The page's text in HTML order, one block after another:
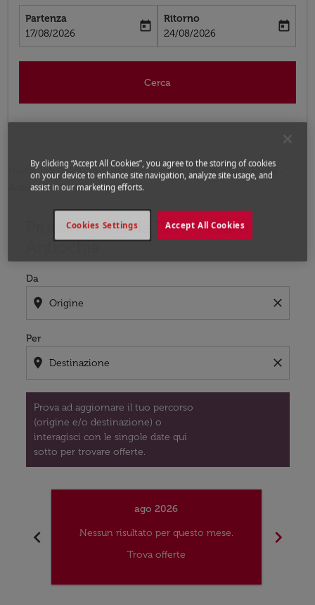
Partenza
fc-booking-departure-date-aria-label
17/08/2026
today
Ritorno
fc-booking-return-date-aria-label
24/08/2026
today
Cerca
Home Voli Voli per Turchia
Voli Béni Mellal -
Antiochia
Prossimo voli da Béni Mellal a
Antiochia
Da
location_on close
Per
location_on close
Prova ad aggiornare il tuo percorso
(origine e/o destinazione) o
interagisci con le singole date qui
sotto per trovare offerte.
Prova ad aggiornare il tuo percorso (origine e/o
chevron_left
ago 2026
Nessun risultato per questo mese.
Trova offerte
chevron_right
By clicking “Accept All Cookies”, you agree to the storing of cookies
on your device to enhance site navigation, analyze site usage, and
assist in our marketing efforts.
Accept All Cookies
Cookies Settings